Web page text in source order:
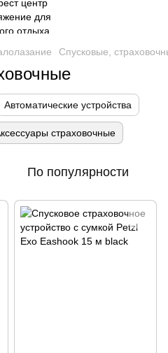
Спусковые,
Автоматические устройства
страховочные
По популярности